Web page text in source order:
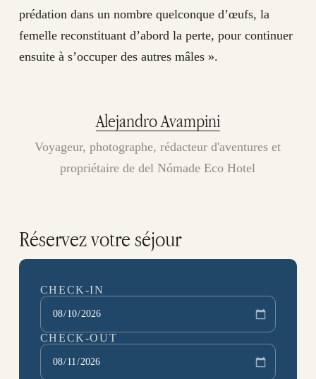
prédation dans un nombre quelconque d’œufs, la
femelle reconstituant d’abord la perte, pour continuer
ensuite à s’occuper des autres mâles ».
Alejandro Avampini
Voyageur, photographe, rédacteur d'aventures et
propriétaire de del Nómade Eco Hotel
Réservez votre séjour
CHECK-IN
CHECK-OUT